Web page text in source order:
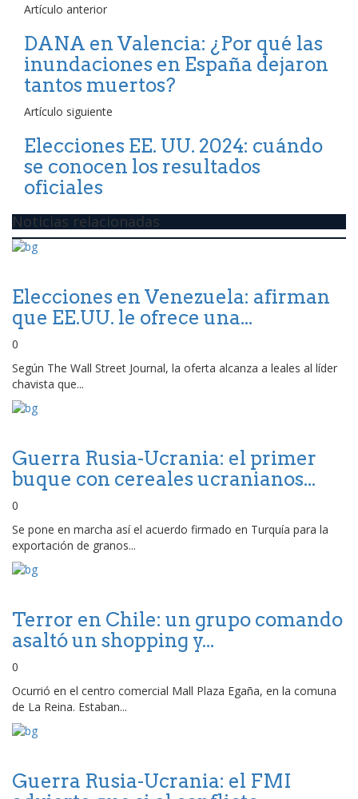
Artículo anterior
DANA en Valencia: ¿Por qué las
inundaciones en España dejaron
tantos muertos?
Artículo siguiente
Elecciones EE. UU. 2024: cuándo
se conocen los resultados
oficiales
Noticias relacionadas
Elecciones en Venezuela: afirman
que EE.UU. le ofrece una...
0
Según The Wall Street Journal, la oferta alcanza a leales al líder
chavista que...
Guerra Rusia-Ucrania: el primer
buque con cereales ucranianos...
0
Se pone en marcha así el acuerdo firmado en Turquía para la
exportación de granos...
Terror en Chile: un grupo comando
asaltó un shopping y...
0
Ocurrió en el centro comercial Mall Plaza Egaña, en la comuna
de La Reina. Estaban...
Guerra Rusia-Ucrania: el FMI